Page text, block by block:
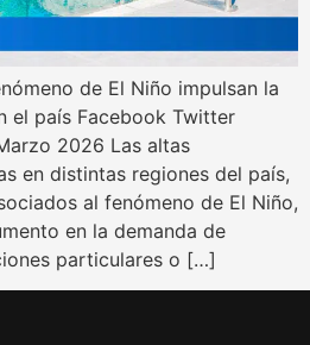
de El Niño impulsan la
el país Facebook Twitter
2026 Las altas
en distintas regiones del país,
al fenómeno de El Niño,
en la demanda de
particulares o […]